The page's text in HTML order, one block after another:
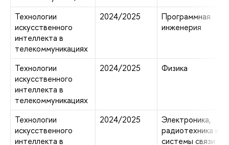
Технологии
искусственного
интеллекта в
телекоммуникациях
2024/2025
Программная
инженерия
Технологии
искусственного
интеллекта в
телекоммуникациях
2024/2025 Физика
Технологии
искусственного
интеллекта в
2024/2025
Электроника,
радиотехника и
системы связи